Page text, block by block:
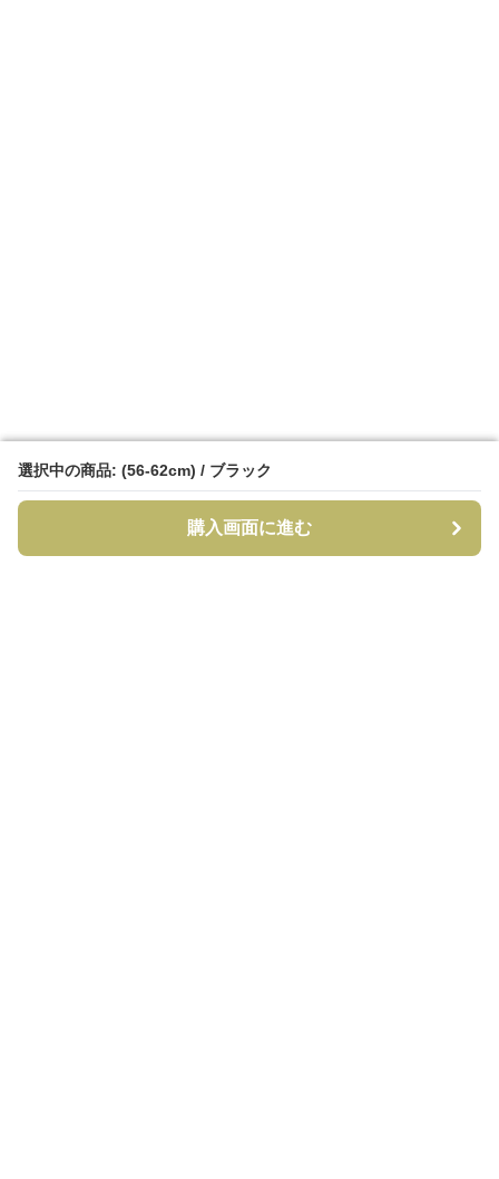
選択中の商品: (56-62cm) / ブラック
購入画面に進む
選択中の商品: (56-62cm) / ブラック
購入画面に進む